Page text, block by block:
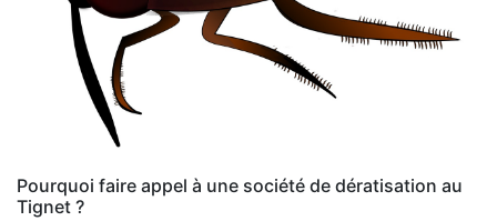
Pourquoi faire appel à une société de dératisation au
Tignet ?